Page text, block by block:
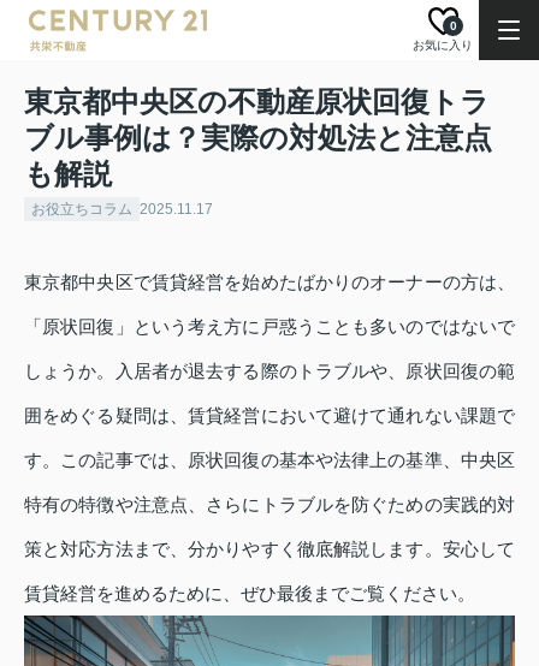
お気に入り
0
東京都中央区の不動産原状回復トラ
ブル事例は？実際の対処法と注意点
も解説
お役立ちコラム 2025.11.17
東京都中央区で賃貸経営を始めたばかりのオーナーの方は、
「原状回復」という考え方に戸惑うことも多いのではないで
しょうか。入居者が退去する際のトラブルや、原状回復の範
囲をめぐる疑問は、賃貸経営において避けて通れない課題で
す。この記事では、原状回復の基本や法律上の基準、中央区
特有の特徴や注意点、さらにトラブルを防ぐための実践的対
策と対応方法まで、分かりやすく徹底解説します。安心して
賃貸経営を進めるために、ぜひ最後までご覧ください。